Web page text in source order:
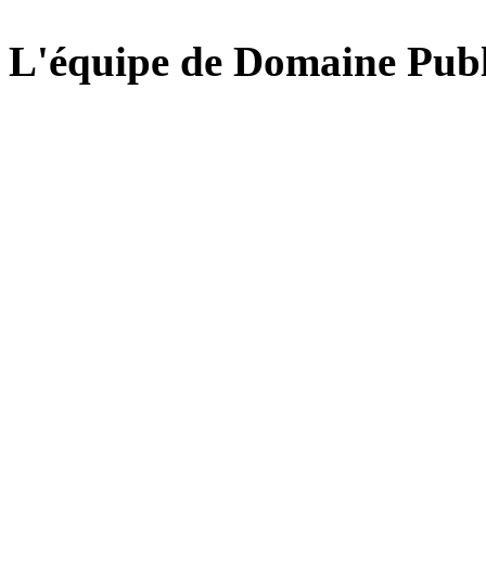
L'équipe de Domaine